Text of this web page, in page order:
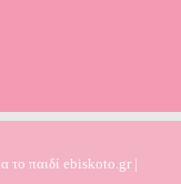
το παιδί ebiskoto.gr |